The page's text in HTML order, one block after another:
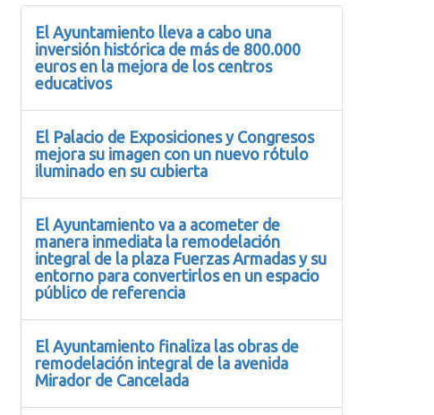
El Ayuntamiento lleva a cabo una
inversión histórica de más de 800.000
euros en la mejora de los centros
educativos
El Palacio de Exposiciones y Congresos
mejora su imagen con un nuevo rótulo
iluminado en su cubierta
El Ayuntamiento va a acometer de
manera inmediata la remodelación
integral de la plaza Fuerzas Armadas y su
entorno para convertirlos en un espacio
público de referencia
El Ayuntamiento finaliza las obras de
remodelación integral de la avenida
Mirador de Cancelada